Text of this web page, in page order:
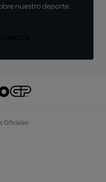
nuestro deporte.
Oficiales